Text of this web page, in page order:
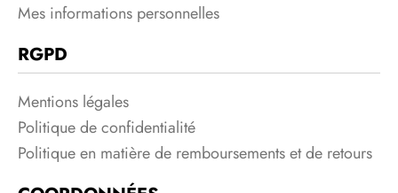
Mes informations personnelles
RGPD
Mentions légales
Politique de confidentialité
Politique en matière de remboursements et de retours